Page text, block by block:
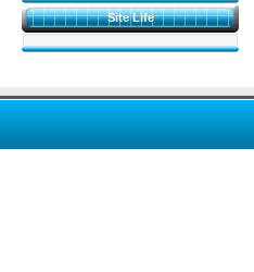
Site Life